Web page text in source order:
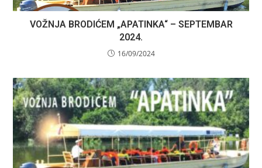
VOŽNJA BRODIĆEM „APATINKA“ – SEPTEMBAR
2024.
16/09/2024